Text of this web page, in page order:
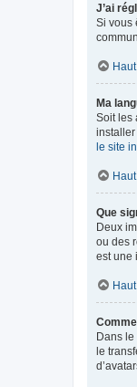
J’ai
Si vous
Haut
Ma
Soit les
installer
le site
Haut
Que
Deux
ou des
est une
Haut
Dans le
le